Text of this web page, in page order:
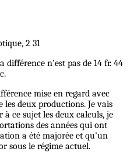
2 31
n’est pas de 14 fr. 44
mise en regard avec
deux productions. Je vais
ce sujet les deux calculs, je
des années qui ont
a été majorée et qu’un
sous le régime actuel.